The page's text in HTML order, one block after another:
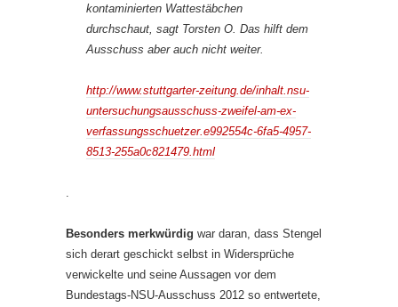
kontaminierten Wattestäbchen
durchschaut, sagt Torsten O. Das hilft dem
Ausschuss aber auch nicht weiter.
http://www.stuttgarter-zeitung.de/inhalt.nsu-
untersuchungsausschuss-zweifel-am-ex-
verfassungsschuetzer.e992554c-6fa5-4957-
8513-255a0c821479.html
Besonders merkwürdig war daran, dass Stengel
sich derart geschickt selbst in Widersprüche
verwickelte und seine Aussagen vor dem
Bundestags-NSU-Ausschuss 2012 so entwertete,